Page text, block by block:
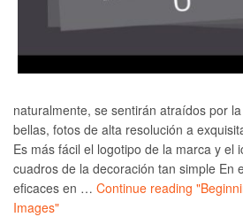
naturalmente, se sentirán atraídos por
bellas, fotos de alta resolución a
Es más fácil el logotipo de la marca y el
cuadros de la decoración tan simple En
eficaces en … Continue reading
Images"